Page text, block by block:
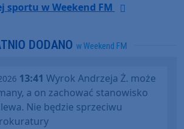
sportu w Weekend FM
DODANO w Weekend FM
13:41 Wyrok Andrzeja Ż. może
a on zachować stanowisko
Nie będzie sprzeciwu